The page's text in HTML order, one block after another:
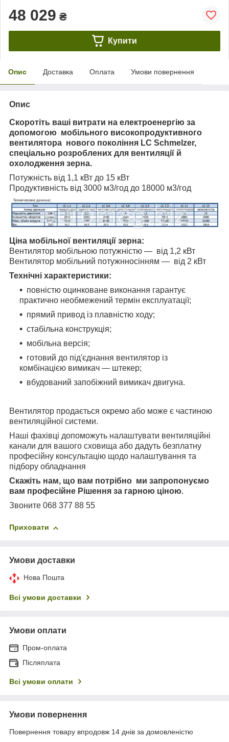
48 029 ₴
Купити
Опис Доставка Оплата Умови повернення
Опис
Скоротіть ваші витрати на електроенергію за
допомогою мобільного високопродуктивного
вентилятора нового покоління LC Schmelzer,
спеціально розроблених для вентиляції й
охолодження зерна.
Потужність від 1,1 кВт до 15 кВт
Продуктивність від 3000 м3/год до 18000 м3/год
Ціна мобільної вентиляції зерна:
Вентилятор мобільною потужністю — від 1,2 кВт
Вентилятор мобільний потужнносінням — від 2 кВт
Технічні характеристики:
повністю оцинковане виконання гарантує
практично необмежений термін експлуатації;
прямий привод із плавністю ходу;
стабільна конструкція;
мобільна версія;
готовий до під'єднання вентилятор із
комбінацією вимикач — штекер;
вбудований запобіжний вимикач двигуна.
Вентилятор продається окремо або може є частиною
вентиляційної системи.
Наші фахівці допоможуть налаштувати вентиляційні
канали для вашого сховища або дадуть безплатну
професійну консультацію щодо налаштування та
підбору обладнання
Скажіть нам, що вам потрібно ми запропонуємо
вам професійне Рішення за гарною ціною.
Звоните 068 377 88 55
Приховати
Умови доставки
Нова Пошта
Всі умови доставки
Умови оплати
Пром-оплата
Післяплата
Всі умови оплати
Умови повернення
Повернення товару впродовж 14 днів за домовленістю